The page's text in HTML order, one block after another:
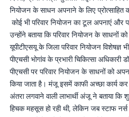
नियोजन के साधन अपनाने के लिए प्रोत्साहित
कोई भी परिवार नियोजन का टूल अपनाएं और
उन्होंने बताया कि परिवार नियोजन के
यूपीटीएसयू के जिला परिवार नियोजन विशेषज्ञ
पीएचसी भोगांव के प्रभारी चिकित्सा अधिकारी
पीएचसी पर परिवार नियोजन के साधनों को
किया जाता है। मंजू इसमें काफी अच्छा कार्य कर
अंतरा लगवाने वाली लाभार्थी अंजू ने बताया
हिचक महसूस हो रही थी, लेकिन जब स्टाफ